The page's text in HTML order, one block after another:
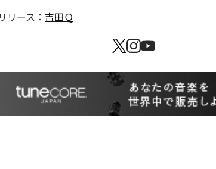
リース： 吉田Ｑ